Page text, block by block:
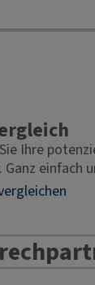
Ihre
einfach